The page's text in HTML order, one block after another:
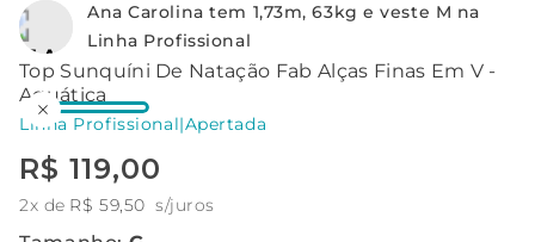
Ana Carolina tem 1,73m, 63kg e veste M na
Linha Profissional
Top Sunquíni De Natação Fab Alças Finas Em V -
Aquática
Linha Profissional|Apertada
R$ 119,00
2x de R$ 59,50 s/juros